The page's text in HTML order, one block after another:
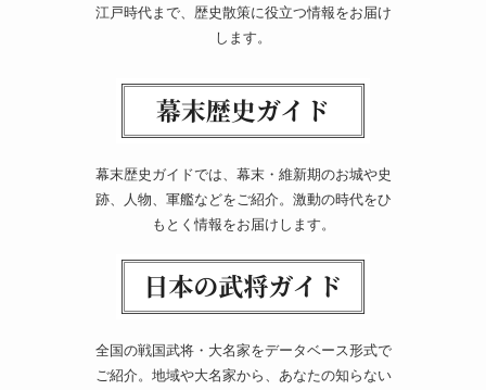
江戸時代まで、歴史散策に役立つ情報をお届け
します。
幕末歴史ガイドでは、幕末・維新期のお城や史
跡、人物、軍艦などをご紹介。激動の時代をひ
もとく情報をお届けします。
全国の戦国武将・大名家をデータベース形式で
ご紹介。地域や大名家から、あなたの知らない